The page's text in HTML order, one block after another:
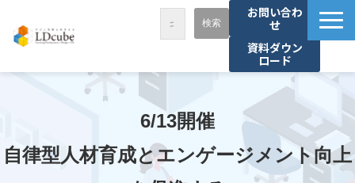
お問い合わ
せ
資料ダウン
ロード
LDcubeが選ばれる理由
サービス一覧
課題から探す
事例紹介
6/13開催
自律型人材育成とエンゲージメント向上